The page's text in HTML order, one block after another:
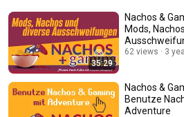
35:29
Nachos &
Mods,
62 views 3
Nachos &
Benutze
Adventure